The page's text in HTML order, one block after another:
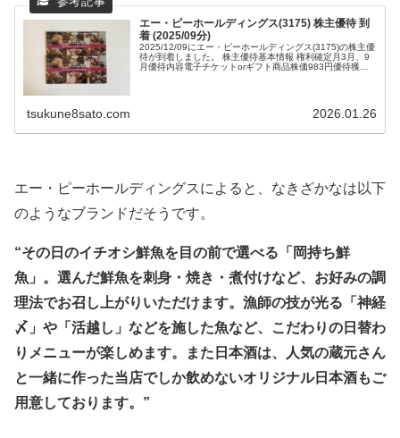
エー・ピーホールディングス(3175) 株主優待 到
着 (2025/09分)
2025/12/09にエー・ピーホールディングス(3175)の株主優
待が到着しました。 株主優待基本情報 権利確定月3月、9
月優待内容電子チケットorギフト商品株価983円優待獲得
tsukune8sato.com 2026.01.26
エー・ピーホールディングスによると、なきざかなは以下
のようなブランドだそうです。
“その日のイチオシ鮮魚を目の前で選べる「岡持ち鮮
魚」。選んだ鮮魚を刺身・焼き・煮付けなど、お好みの調
理法でお召し上がりいただけます。漁師の技が光る「神経
〆」や「活越し」などを施した魚など、こだわりの日替わ
りメニューが楽しめます。また日本酒は、人気の蔵元さん
と一緒に作った当店でしか飲めないオリジナル日本酒もご
用意しております。”